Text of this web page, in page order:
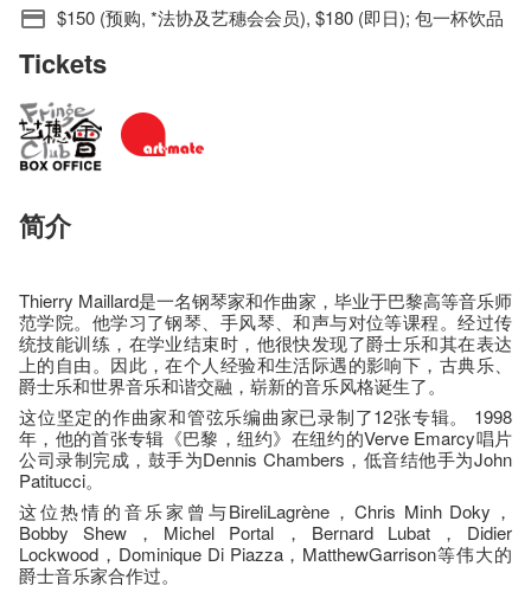
$150 (预购, *法协及艺穗会会员), $180 (即日); 包一杯饮品
Tickets
简介
Thierry Maillard是一名钢琴家和作曲家，毕业于巴黎高等音乐师
范学院。他学习了钢琴、手风琴、和声与对位等课程。经过传
统技能训练，在学业结束时，他很快发现了爵士乐和其在表达
上的自由。因此，在个人经验和生活际遇的影响下，古典乐、
爵士乐和世界音乐和谐交融，崭新的音乐风格诞生了。
这位坚定的作曲家和管弦乐编曲家已录制了12张专辑。 1998
年，他的首张专辑《巴黎，纽约》在纽约的Verve Emarcy唱片
公司录制完成，鼓手为Dennis Chambers，低音结他手为John
Patitucci。
这位热情的音乐家曾与BireliLagrène，Chris Minh Doky，
Bobby Shew，Michel Portal，Bernard Lubat，Didier
Lockwood，Dominique Di Piazza，MatthewGarrison等伟大的
爵士音乐家合作过。